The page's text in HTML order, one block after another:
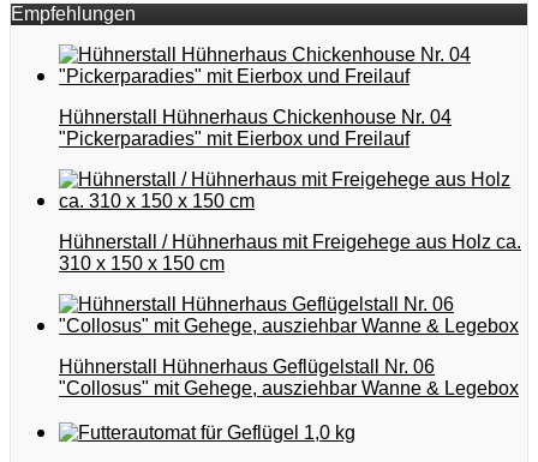
Empfehlungen
Hühnerstall Hühnerhaus Chickenhouse Nr. 04
"Pickerparadies" mit Eierbox und Freilauf
Hühnerstall / Hühnerhaus mit Freigehege aus Holz ca.
310 x 150 x 150 cm
Hühnerstall Hühnerhaus Geflügelstall Nr. 06
"Collosus" mit Gehege, ausziehbar Wanne & Legebox